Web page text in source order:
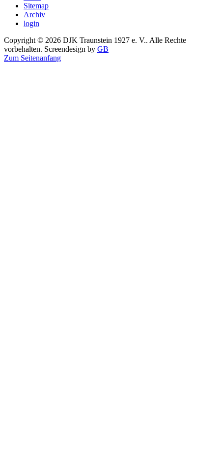
Sitemap
Archiv
login
Copyright © 2026 DJK Traunstein 1927 e. V.. Alle Rechte
vorbehalten. Screendesign by GB
Zum Seitenanfang